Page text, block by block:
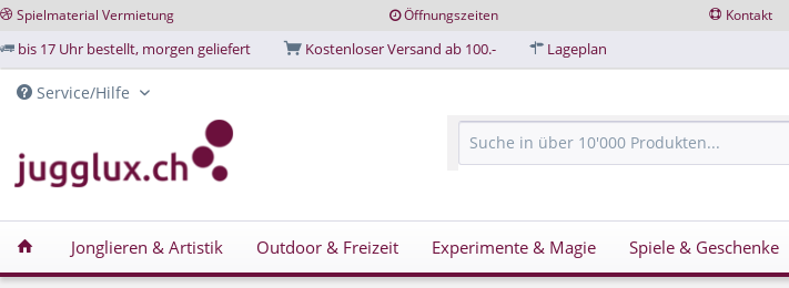
Spielmaterial Vermietung Öffnungszeiten Kontakt
bis 17 Uhr bestellt, morgen geliefert Kostenloser Versand ab 100.- Lageplan
Service/Hilfe
Jonglieren & Artistik Outdoor & Freizeit Experimente & Magie Spiele & Geschenke